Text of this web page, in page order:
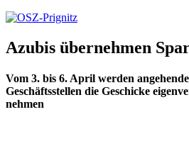
Azubis übernehmen
Vom 3. bis 6. April werden
Geschäftsstellen die Geschicke
nehmen